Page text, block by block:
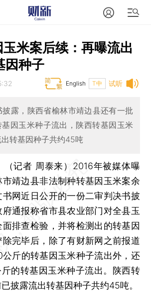
玉米案后续：再曝流出
因种子
试听
T中
English
露，陕西省榆林市靖边县还有一批
因玉米种子流出，陕西转基因玉米
转基因种子共约45吨
（记者 周泰来） 2016年被媒体曝
靖边县非法制种转基因玉米案余
网近日公开的一份二审判决书披
通报称省市县农业部门对全县玉
排查检验，并将检测出的转基因
完毕后，除了有财新网之前报道
斤的转基因玉米种子流出外，还
的转基因玉米种子流出。陕西转
披露流出转基因种子共约45吨。